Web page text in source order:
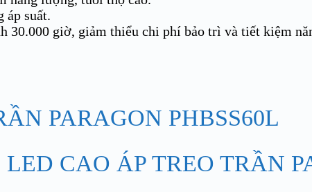
áp suất.
30.000 giờ, giảm thiểu chi phí bảo trì và tiết kiệm
CAO ÁP TREO TRẦN